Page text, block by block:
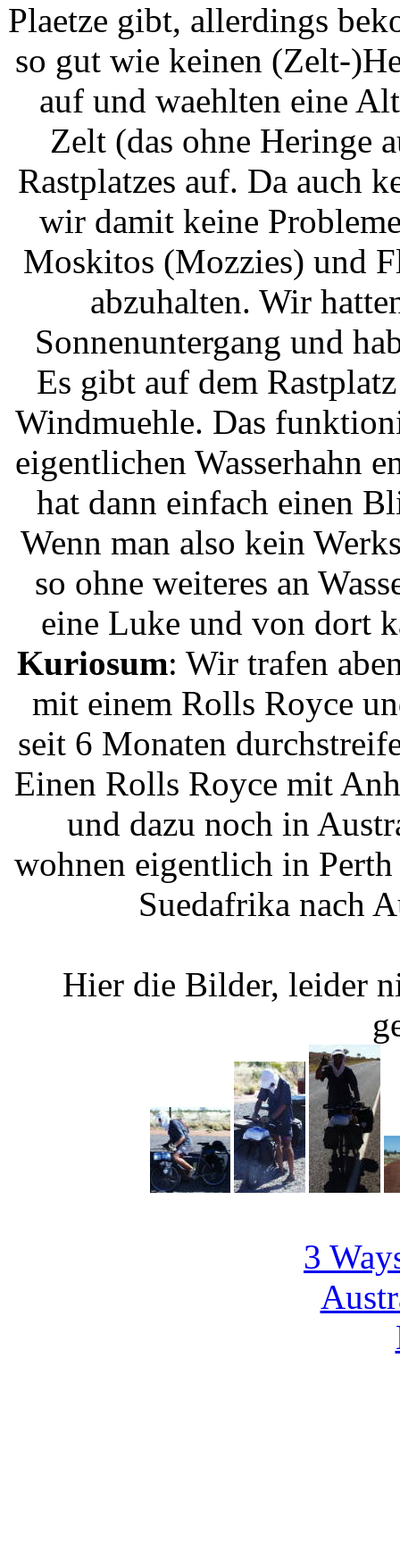
Plaetze gibt, allerdings
so gut wie keinen (Zelt-
auf und waehlten eine
Zelt (das ohne Heringe
Rastplatzes auf. Da auch
wir damit keine
Moskitos (Mozzies) und
abzuhalten. Wir
Sonnenuntergang und
Es gibt auf dem
Windmuehle. Das
eigentlichen Wasserhahn
hat dann einfach einen
Wenn man also kein
so ohne weiteres an
eine Luke und von dort
Kuriosum: Wir trafen
mit einem Rolls Royce
seit 6 Monaten
Einen Rolls Royce mit
und dazu noch in
wohnen eigentlich in
Suedafrika nach
Hier die Bilder, leider
3